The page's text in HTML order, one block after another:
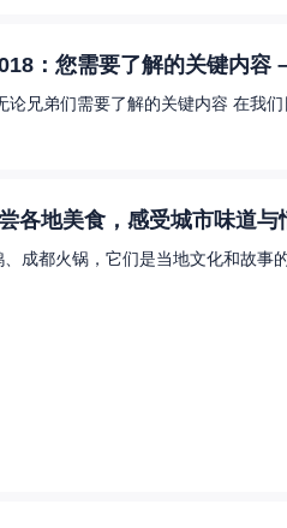
：您需要了解的关键内容
兄弟们需要了解的关键内容 在我
各地美食，感受城市味道与
、成都火锅，它们是当地文化和故